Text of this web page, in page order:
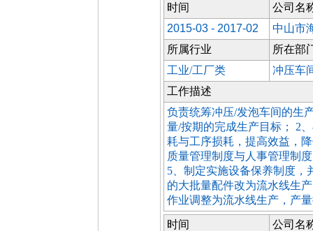
时间
公司名
2015-03 - 2017-02
中山市
所属行业
所在部
工业/工厂类
冲压车
工作描述
负责统筹冲压/发泡车间的生
量/按期的完成生产目标； 2
耗与工序损耗，提高效益，
质量管理制度与人事管理制
5、制定实施设备保养制度，
的大批量配件改为流水线生
作业调整为流水线生产，产
时间
公司名